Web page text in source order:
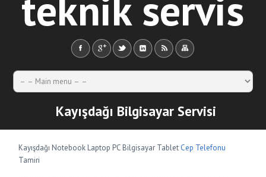
Kayışdağı Bilgisayar Servisi
Kayışdağı Notebook Laptop PC Bilgisayar Tablet Cep Telefonu
Tamiri